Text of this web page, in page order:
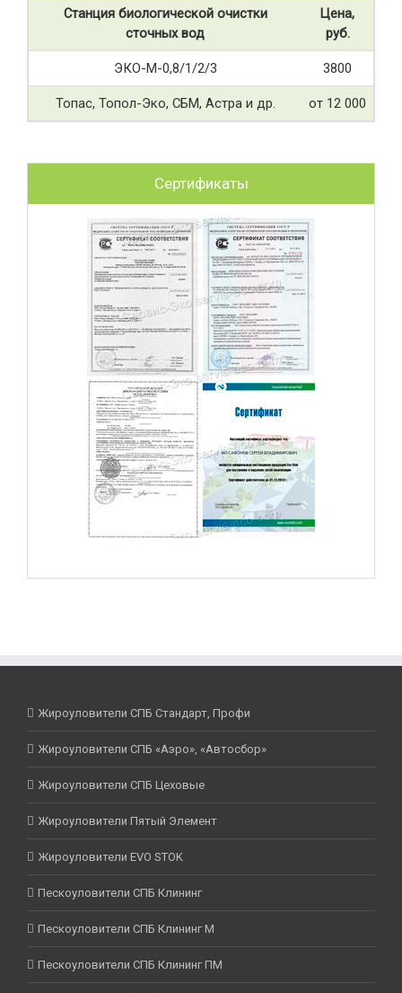
Станция биологической очистки
сточных вод
Цена,
руб.
ЭКО-М-0,8/1/2/3 3800
Топас, Топол-Эко, СБМ, Астра и др. от 12 000
Сертификаты
Жироуловители СПБ Стандарт, Профи
Жироуловители СПБ «Аэро», «Автосбор»
Жироуловители СПБ Цеховые
Жироуловители Пятый Элемент
Жироуловители EVO STOK
Пескоуловители СПБ Клининг
Пескоуловители СПБ Клининг М
Пескоуловители СПБ Клининг ПМ